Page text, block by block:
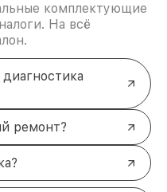
комплектующие
На всё
ремонт?